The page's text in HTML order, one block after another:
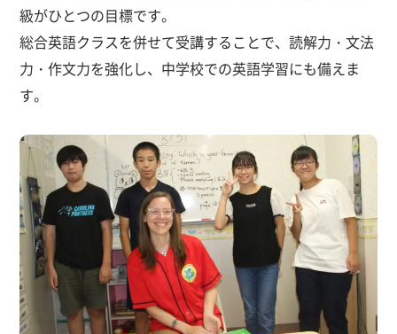
級がひとつの目標です。
総合英語クラスを併せて受講することで、読解力・文法
力・作文力を強化し、中学校での英語学習にも備えま
す。